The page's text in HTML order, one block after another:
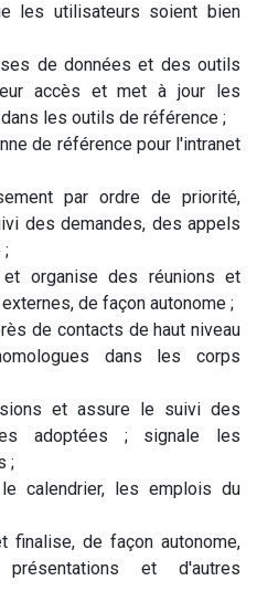
les utilisateurs soient bien
de données et des outils
accès et met à jour les
les outils de référence ;
de référence pour l'intranet
par ordre de priorité,
des demandes, des appels
;
organise des réunions et
de façon autonome ;
de contacts de haut niveau
dans les corps
et assure le suivi des
adoptées ; signale les
;
calendrier, les emplois du
finalise, de façon autonome,
et d'autres